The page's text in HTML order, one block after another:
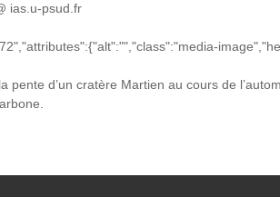
ias.u-psud.fr
d’un cratère Martien au cours de